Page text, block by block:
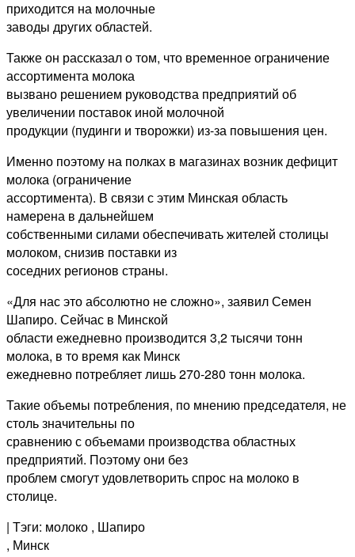
приходится на молочные
заводы других областей.
Также он рассказал о том, что временное ограничение
ассортимента молока
вызвано решением руководства предприятий об
увеличении поставок иной молочной
продукции (пудинги и творожки) из-за повышения цен.
Именно поэтому на полках в магазинах возник дефицит
молока (ограничение
ассортимента). В связи с этим Минская область
намерена в дальнейшем
собственными силами обеспечивать жителей столицы
молоком, снизив поставки из
соседних регионов страны.
«Для нас это абсолютно не сложно», заявил Семен
Шапиро. Сейчас в Минской
области ежедневно производится 3,2 тысячи тонн
молока, в то время как Минск
ежедневно потребляет лишь 270-280 тонн молока.
Такие объемы потребления, по мнению председателя, не
столь значительны по
сравнению с объемами производства областных
предприятий. Поэтому они без
проблем смогут удовлетворить спрос на молоко в
столице.
| Тэги: молоко , Шапиро
, Минск